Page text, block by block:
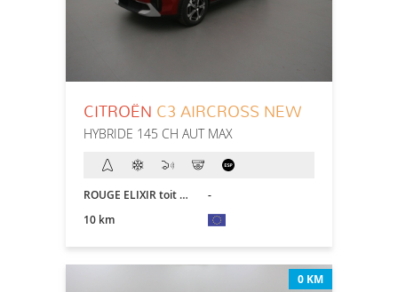
CITROËN C3 AIRCROSS NEW
HYBRIDE 145 CH AUT MAX
ROUGE ELIXIR toit NOIR
-
10 km
0 KM